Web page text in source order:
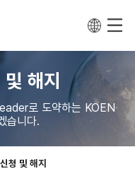
해지
로 도약하는 KOEN
습니다.
청 및 해지